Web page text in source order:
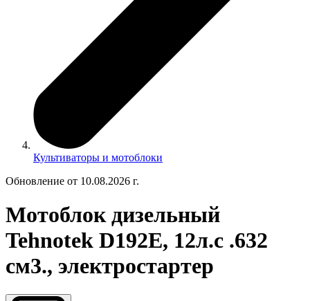
Культиваторы и мотоблоки
Обновление от 10.08.2026 г.
Мотоблок дизельный
Tehnotek D192Е, 12л.с .632
см3., электростартер